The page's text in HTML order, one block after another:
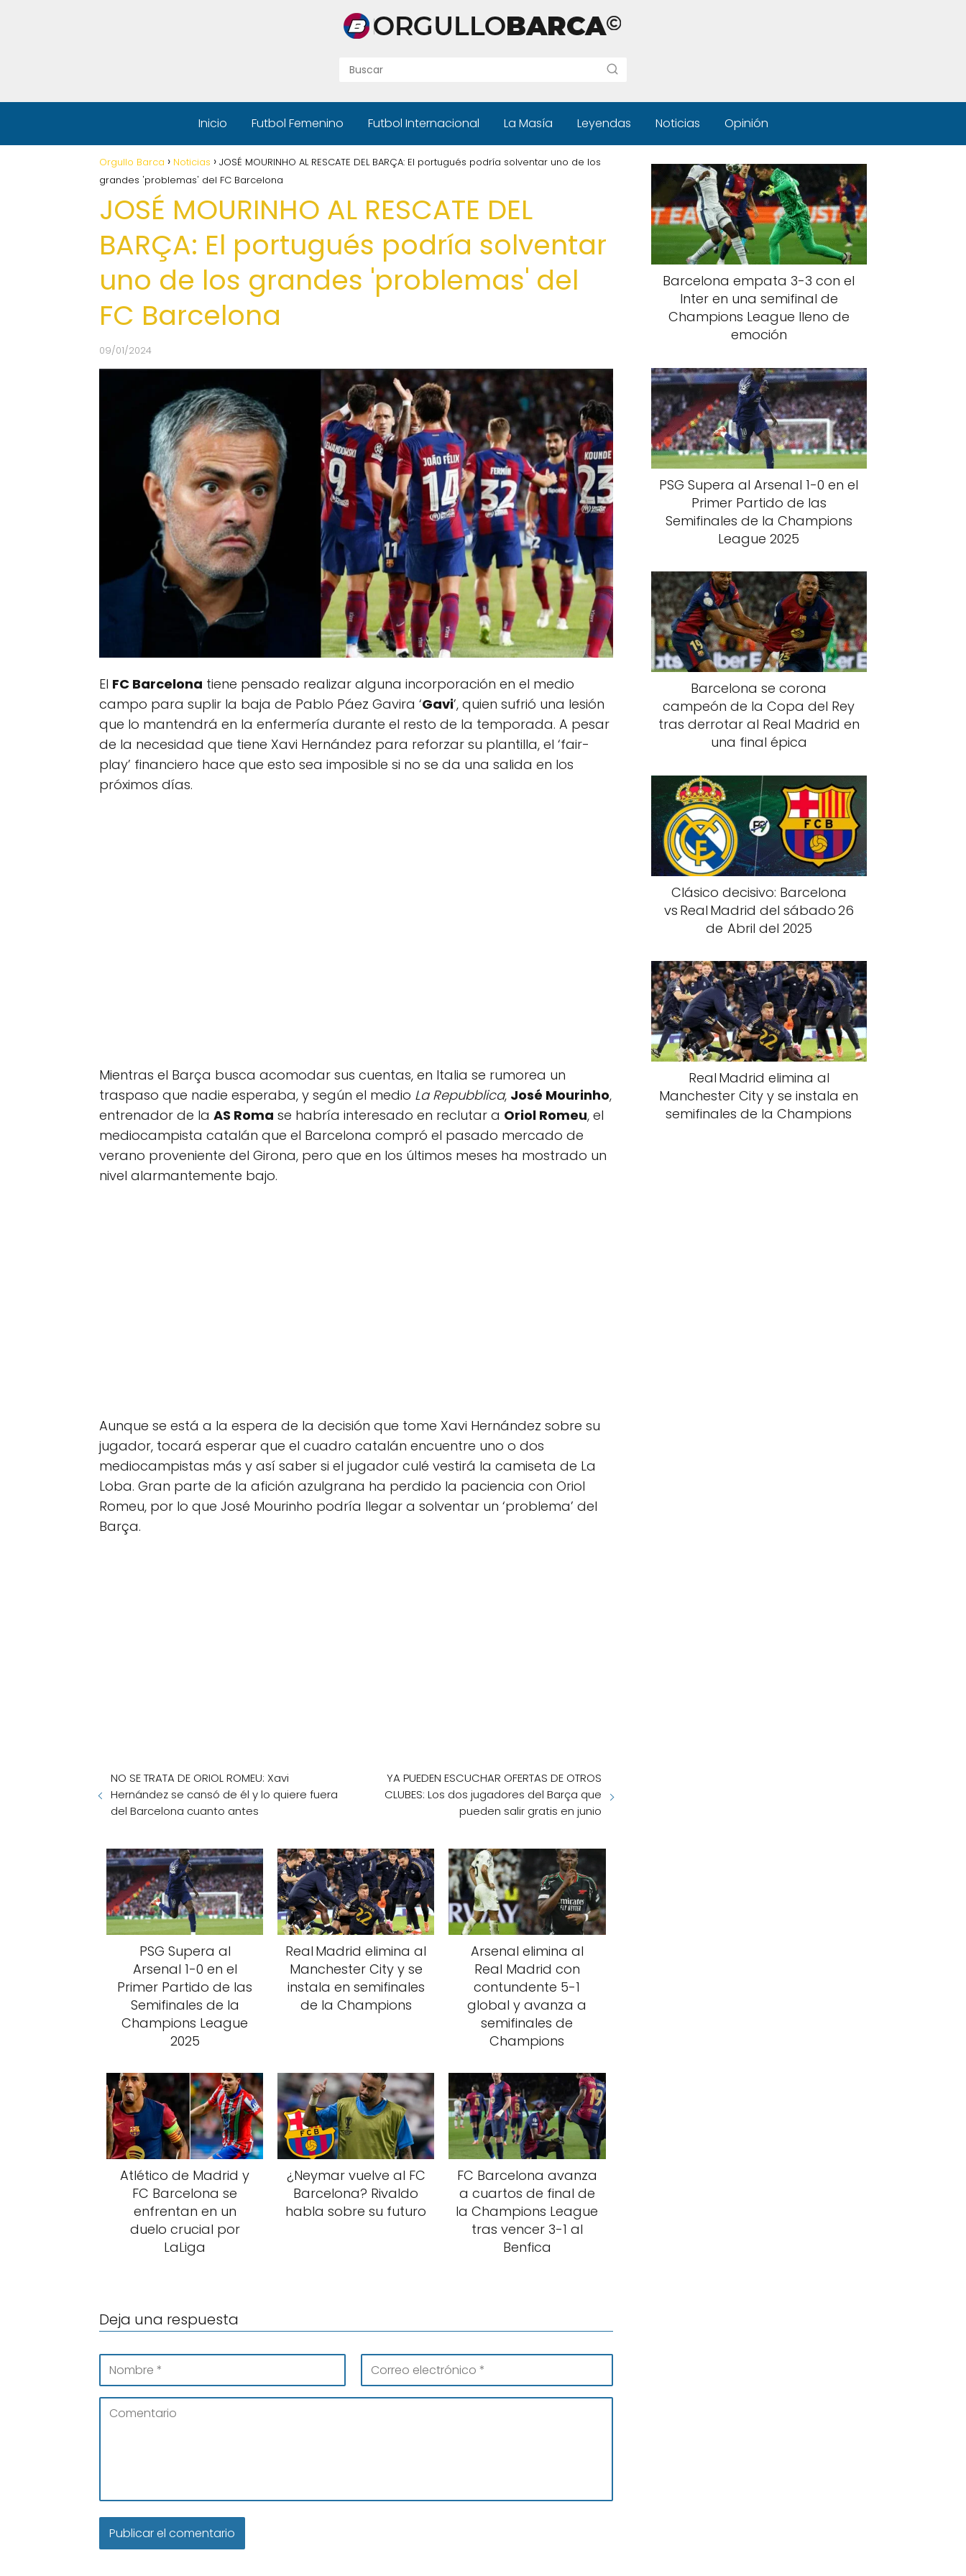
Inicio Futbol Femenino Futbol Internacional La Masía Leyendas Noticias Opinión
Orgullo Barca Noticias
JOSÉ MOURINHO AL RESCATE DEL BARÇA: El portugués podría solventar uno de los
grandes 'problemas' del FC Barcelona
JOSÉ MOURINHO AL RESCATE DEL
BARÇA: El portugués podría solventar
uno de los grandes 'problemas' del
FC Barcelona
09/01/2024
El FC Barcelona tiene pensado realizar alguna incorporación en el medio
campo para suplir la baja de Pablo Páez Gavira ‘Gavi’, quien sufrió una lesión
que lo mantendrá en la enfermería durante el resto de la temporada. A pesar
de la necesidad que tiene Xavi Hernández para reforzar su plantilla, el ‘fair-
play’ financiero hace que esto sea imposible si no se da una salida en los
próximos días.
Mientras el Barça busca acomodar sus cuentas, en Italia se rumorea un
traspaso que nadie esperaba, y según el medio La Repubblica, José Mourinho,
entrenador de la AS Roma se habría interesado en reclutar a Oriol Romeu, el
mediocampista catalán que el Barcelona compró el pasado mercado de
verano proveniente del Girona, pero que en los últimos meses ha mostrado un
nivel alarmantemente bajo.
Aunque se está a la espera de la decisión que tome Xavi Hernández sobre su
jugador, tocará esperar que el cuadro catalán encuentre uno o dos
mediocampistas más y así saber si el jugador culé vestirá la camiseta de La
Loba. Gran parte de la afición azulgrana ha perdido la paciencia con Oriol
Romeu, por lo que José Mourinho podría llegar a solventar un ‘problema’ del
Barça.
NO SE TRATA DE ORIOL ROMEU: Xavi
Hernández se cansó de él y lo quiere fuera
del Barcelona cuanto antes
YA PUEDEN ESCUCHAR OFERTAS DE OTROS
CLUBES: Los dos jugadores del Barça que
pueden salir gratis en junio
PSG Supera al
Arsenal 1-0 en el
Primer Partido de las
Semifinales de la
Champions League
2025
Real Madrid elimina al
Manchester City y se
instala en semifinales
de la Champions
Arsenal elimina al
Real Madrid con
contundente 5-1
global y avanza a
semifinales de
Champions
Atlético de Madrid y
FC Barcelona se
enfrentan en un
duelo crucial por
LaLiga
¿Neymar vuelve al FC
Barcelona? Rivaldo
habla sobre su futuro
FC Barcelona avanza
a cuartos de final de
la Champions League
tras vencer 3-1 al
Benfica
Deja una respuesta
Barcelona empata 3-3 con el
Inter en una semifinal de
Champions League lleno de
emoción
PSG Supera al Arsenal 1-0 en el
Primer Partido de las
Semifinales de la Champions
League 2025
Barcelona se corona
campeón de la Copa del Rey
tras derrotar al Real Madrid en
una final épica
Clásico decisivo: Barcelona
vs Real Madrid del sábado 26
de Abril del 2025
Real Madrid elimina al
Manchester City y se instala en
semifinales de la Champions